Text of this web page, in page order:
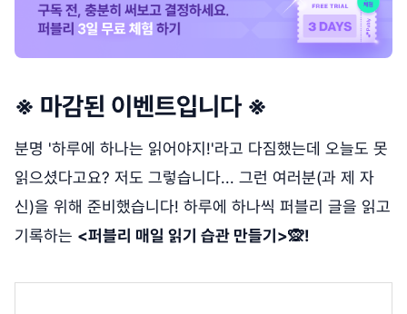
※ 마감된 이벤트입니다 ※
분명 '하루에 하나는 읽어야지!'라고 다짐했는데 오늘도 못
읽으셨다고요? 저도 그렇습니다... 그런 여러분(과 제 자
신)을 위해 준비했습니다! 하루에 하나씩 퍼블리 글을 읽고
기록하는 <퍼블리 매일 읽기 습관 만들기>🙊!